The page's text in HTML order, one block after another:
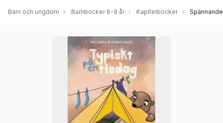
Barn och ungdom Barnböcker 6-9 år Kapitelböcker